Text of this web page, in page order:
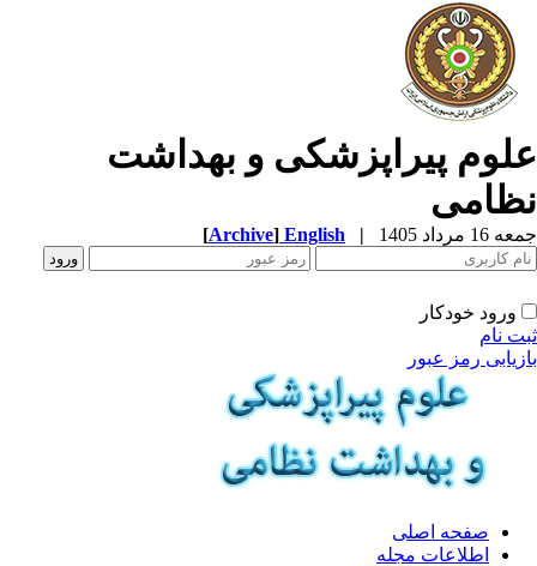
پیراپزشکی و بهداشت
مرداد 1405 |
English
[Archive]
ورود خودکار
نام
رمز عبور
صفحه اصلی
اطلاعات مجله